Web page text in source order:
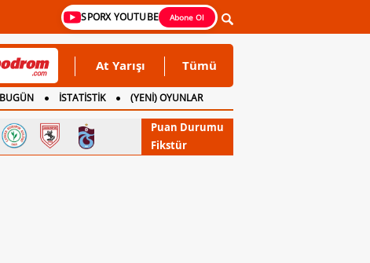
SPORX YOUTUBE Abone Ol
At Yarışı Tümü
İSTATİSTİK
(YENİ) OYUNLAR
Puan Durumu
Fikstür